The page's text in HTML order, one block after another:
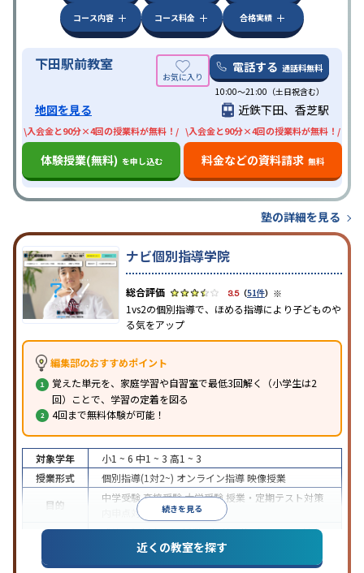
コース内容
コース料金 合格実績
下田駅前教室 電話する 通話料無料
10:00〜21:00（土日祝含む）
地図を見る 近鉄下田、香芝駅
\入会金と90分×4回の授業料が無料！/
体験授業(無料) を申し込む
\入会金と90分×4回の授業料が無料！/
料金などの資料請求 無料
塾の詳細を見る
ナビ個別指導学院
3.5（51件） ※
1vs2の個別指導で、ほめる指導により子どものや
る気をアップ
編集部のおすすめポイント
覚えた単元を、家庭学習や自習室で最低3回解く（小学生は2
回）ことで、学習の定着を図る
4回まで無料体験が可能！
続きを見る
対象学年 小1 ~ 6 中1 ~ 3 高1 ~ 3
授業形式
個別指導(1対2~) オンライン指導映像授業
目的
中学受験高校受験大学受験 授業・定期テスト対策
内申点対策
学習習慣の定着
成績保証制度あり授業の振替可能オンライン対応
1科目から受講可能季節講習のみの受講可
近くの教室を探す